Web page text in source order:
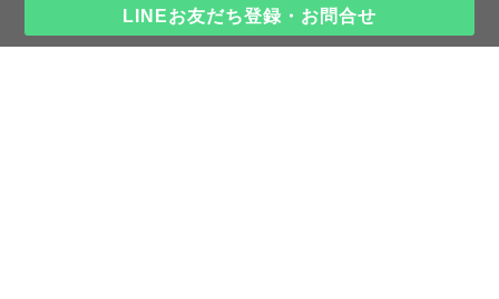
LINEお友だち登録・お問合せ